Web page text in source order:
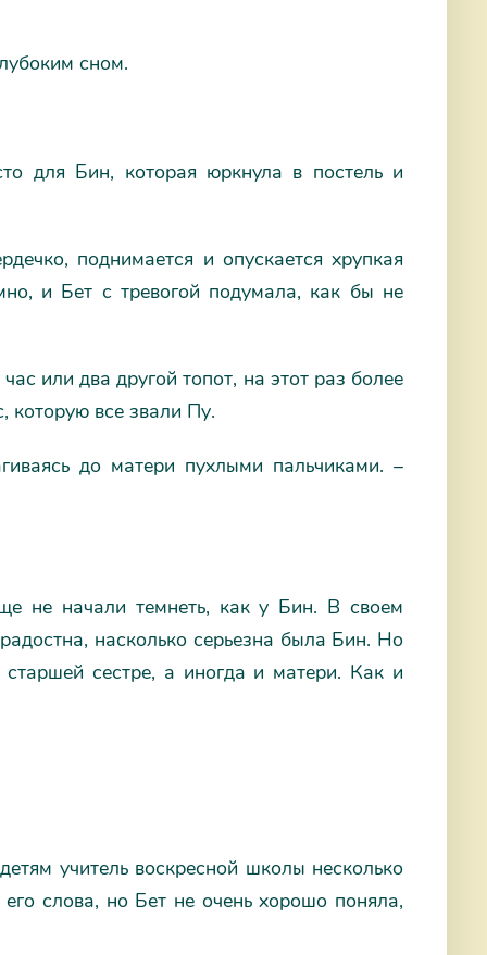
сном.
для Бин, которая юркнула в постель и
поднимается и опускается хрупкая
и Бет с тревогой подумала, как бы не
или два другой топот, на этот раз более
которую все звали Пу.
до матери пухлыми пальчиками. –
не начали темнеть, как у Бин. В своем
насколько серьезна была Бин. Но
сестре, а иногда и матери. Как и
учитель воскресной школы несколько
слова, но Бет не очень хорошо поняла,